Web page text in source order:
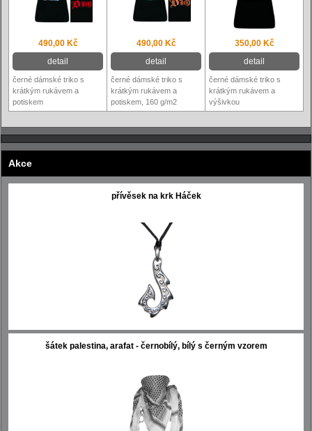
490,00 Kč
detail
490,00 Kč
detail
350,00 Kč
detail
černé dámské triko s
krátkým rukávem a
potiskem
černé dámské triko s
krátkým rukávem a
potiskem, 160 g/m2
černé dámské triko s
krátkým rukávem a
výšivkou
Akce
přívěsek na krk Háček
šátek palestina, arafat - černobílý, bílý s černým vzorem